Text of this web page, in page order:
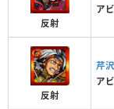
反射
ア
反射
芹
ア